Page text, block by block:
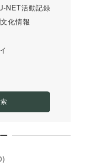
NET活動記録
文化情報